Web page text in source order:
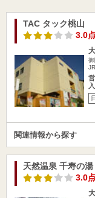
TAC タック桃山
3.0
関連情報から探す
天然温泉 千寿の湯
3.0